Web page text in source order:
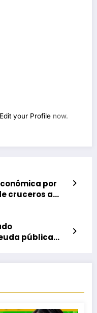
Edit your Profile now.
por
cruceros a
pública